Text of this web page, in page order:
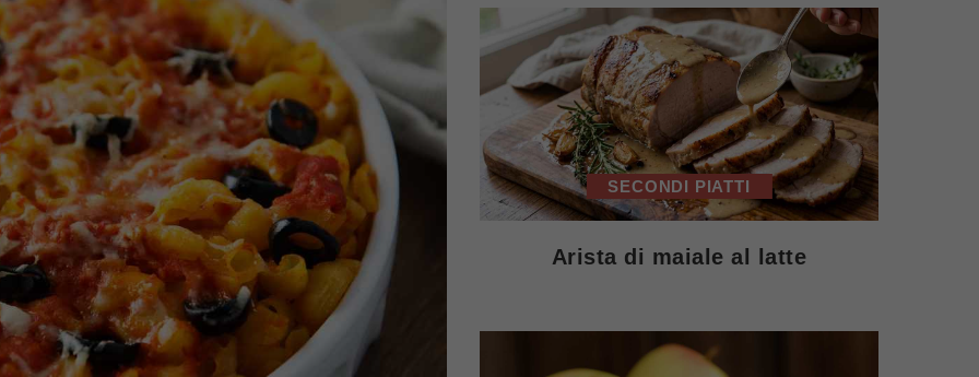
SECONDI PIATTI
Arista di maiale al latte